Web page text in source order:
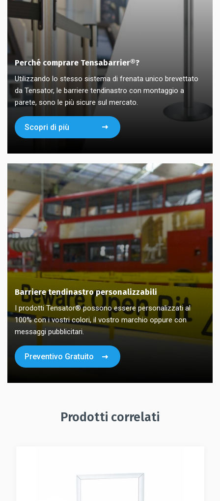
Perché comprare Tensabarrier®?
Utilizzando lo stesso sistema di frenata unico brevettato
da Tensator, le barriere tendinastro con montaggio a
parete, sono le più sicure sul mercato.
Scopri di più
Barriere tendinastro personalizzabili
I prodotti Tensator® possono essere personalizzati al
100% con i vostri colori, il vostro marchio oppure con
messaggi pubblicitari.
Preventivo Gratuito
Prodotti correlati